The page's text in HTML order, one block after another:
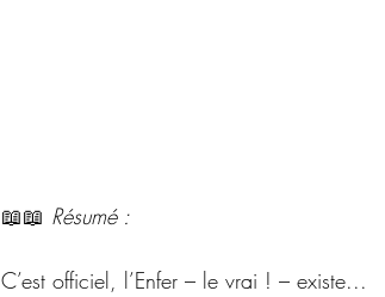
📖📖 Résumé :
C’est officiel, l’Enfer – le vrai ! – existe...